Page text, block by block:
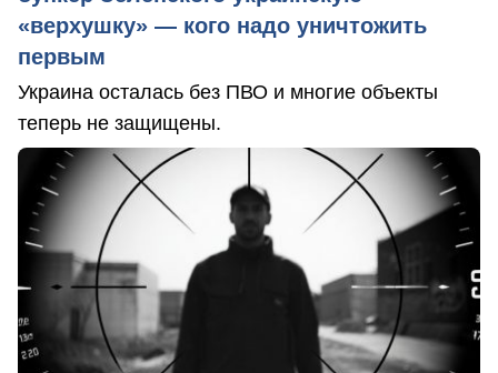
«верхушку» — кого надо уничтожить
первым
Украина осталась без ПВО и многие объекты
теперь не защищены.